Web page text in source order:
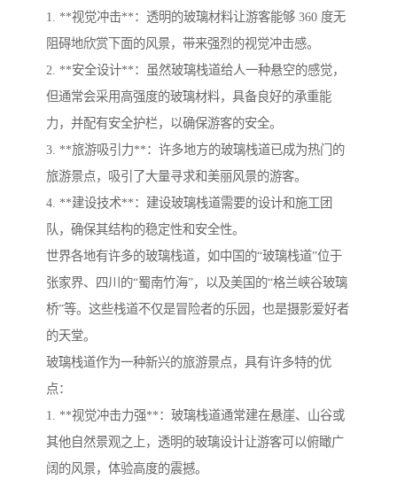
1. **视觉冲击**：透明的玻璃材料让游客能够 360 度无
阻碍地欣赏下面的风景，带来强烈的视觉冲击感。
2. **安全设计**：虽然玻璃栈道给人一种悬空的感觉，
但通常会采用高强度的玻璃材料，具备良好的承重能
力，并配有安全护栏，以确保游客的安全。
3. **旅游吸引力**：许多地方的玻璃栈道已成为热门的
旅游景点，吸引了大量寻求和美丽风景的游客。
4. **建设技术**：建设玻璃栈道需要的设计和施工团
队，确保其结构的稳定性和安全性。
世界各地有许多的玻璃栈道，如中国的“玻璃栈道”位于
张家界、四川的“蜀南竹海”，以及美国的“格兰峡谷玻璃
桥”等。这些栈道不仅是冒险者的乐园，也是摄影爱好者
的天堂。
玻璃栈道作为一种新兴的旅游景点，具有许多特的优
点：
1. **视觉冲击力强**：玻璃栈道通常建在悬崖、山谷或
其他自然景观之上，透明的玻璃设计让游客可以俯瞰广
阔的风景，体验高度的震撼。